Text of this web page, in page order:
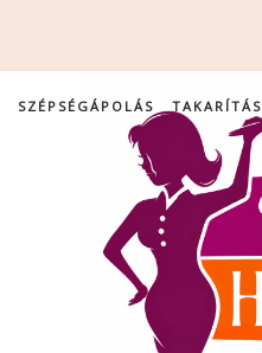
SZÉPSÉGÁPOLÁS TAKARÍTÁS